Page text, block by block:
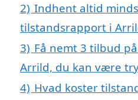
2) Indhent altid
tilstandsrapport i
3) Få nemt 3 tilbud
Arrild, du kan være
4) Hvad koster